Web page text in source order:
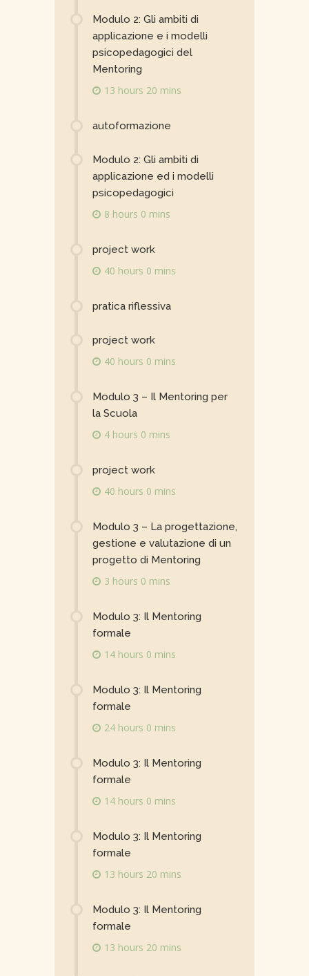
Modulo 2: Gli ambiti di
applicazione e i modelli
psicopedagogici del
Mentoring
13 hours 20 mins
autoformazione
Modulo 2: Gli ambiti di
applicazione ed i modelli
psicopedagogici
8 hours 0 mins
project work
40 hours 0 mins
pratica riflessiva
project work
40 hours 0 mins
Modulo 3 – Il Mentoring per
la Scuola
4 hours 0 mins
project work
40 hours 0 mins
Modulo 3 – La progettazione,
gestione e valutazione di un
progetto di Mentoring
3 hours 0 mins
Modulo 3: Il Mentoring
formale
14 hours 0 mins
Modulo 3: Il Mentoring
formale
24 hours 0 mins
Modulo 3: Il Mentoring
formale
14 hours 0 mins
Modulo 3: Il Mentoring
formale
13 hours 20 mins
Modulo 3: Il Mentoring
formale
13 hours 20 mins